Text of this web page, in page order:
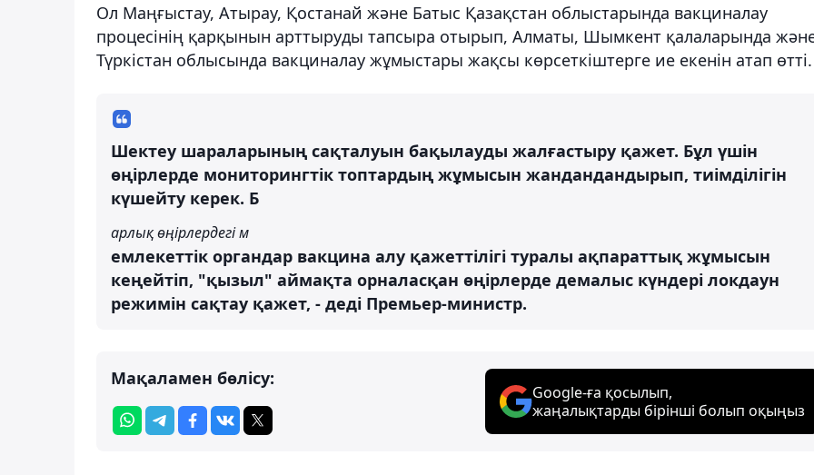
Ол Маңғыстау, Атырау, Қостанай және Батыс Қазақстан облыстарында вакциналау
процесінің қарқынын арттыруды тапсыра отырып, Алматы, Шымкент қалаларында
Түркістан облысында вакциналау жұмыстары жақсы көрсеткіштерге ие екенін атап өтті.
Шектеу шараларының сақталуын бақылауды жалғастыру қажет. Бұл үшін
өңірлерде мониторингтік топтардың жұмысын жандандандырып, тиімділігін
күшейту керек. Б
арлық өңірлердегі м
емлекеттік органдар вакцина алу қажеттілігі туралы ақпараттық жұмысын
кеңейтіп, "қызыл" аймақта орналасқан өңірлерде демалыс күндері локдаун
режимін сақтау қажет, - деді Премьер-министр.
Мақаламен бөлісу:
Google-ға қосылып,
жаңалықтарды бірінші болып оқыңыз